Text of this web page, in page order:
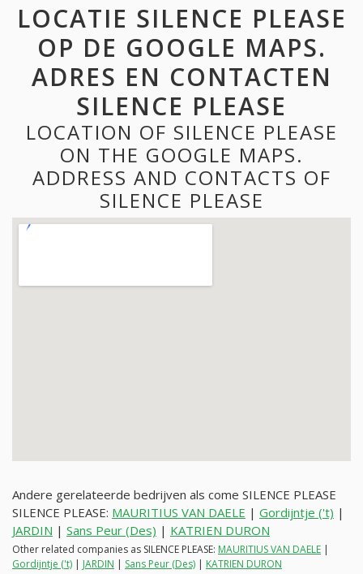
LOCATIE SILENCE PLEASE
OP DE GOOGLE MAPS.
ADRES EN CONTACTEN
SILENCE PLEASE
LOCATION OF SILENCE PLEASE
ON THE GOOGLE MAPS.
ADDRESS AND CONTACTS OF
SILENCE PLEASE
Andere gerelateerde bedrijven als come SILENCE PLEASE
SILENCE PLEASE: MAURITIUS VAN DAELE | Gordijntje ('t) |
JARDIN | Sans Peur (Des) | KATRIEN DURON
Other related companies as SILENCE PLEASE: MAURITIUS VAN DAELE |
Gordijntje ('t) | JARDIN | Sans Peur (Des) | KATRIEN DURON